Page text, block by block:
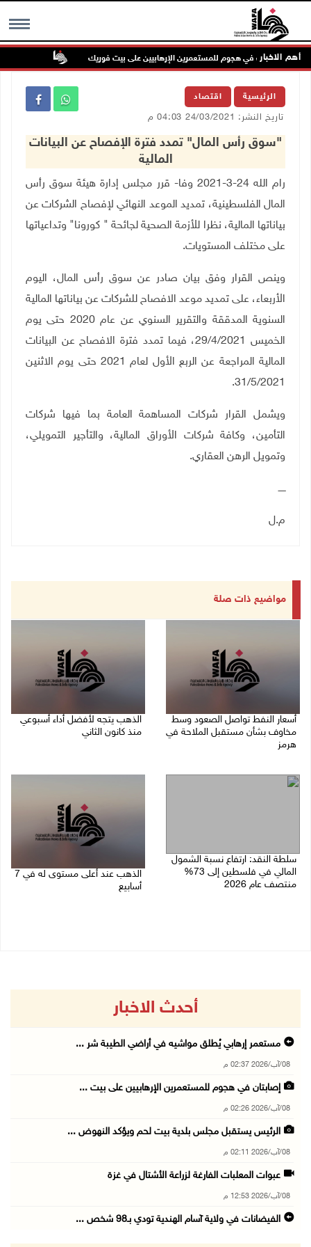
MENU أهم الاخبار
إصابتان في هجوم للمستعمرين الإرهابيين على بيت فوريك
الرئيسية اقتصاد
تاريخ النشر: 24/03/2021 04:03 م
"سوق رأس المال" تمدد فترة الإفصاح عن البيانات
المالية
رام الله 24-3-2021 وفا- قرر مجلس إدارة هيئة سوق رأس
المال الفلسطينية، تمديد الموعد النهائي لإفصاح الشركات عن
بياناتها المالية، نظرا للأزمة الصحية لجائحة " كورونا" وتداعياتها
على مختلف المستويات.
وينص القرار وفق بيان صادر عن سوق رأس المال، اليوم
الأربعاء، على تمديد موعد الافصاح للشركات عن بياناتها المالية
السنوية المدققة والتقرير السنوي عن عام 2020 حتى يوم
الخميس 29/4/2021، فيما تمدد فترة الافصاح عن البيانات
المالية المراجعة عن الربع الأول لعام 2021 حتى يوم الاثنين
31/5/2021
.
ويشمل القرار شركات المساهمة العامة بما فيها شركات
التأمين، وكافة شركات الأوراق المالية، والتأجير التمويلي،
وتمويل الرهن العقاري.
ـــــ
م.ل
مواضيع ذات صلة
أسعار النفط تواصل الصعود وسط
مخاوف بشأن مستقبل الملاحة في
هرمز
الذهب يتجه لأفضل أداء أسبوعي
منذ كانون الثاني
سلطة النقد: ارتفاع نسبة الشمول
المالي في فلسطين إلى 73%
منتصف عام 2026
الذهب عند أعلى مستوى له في 7
أسابيع
أحدث الاخبار
مستعمر إرهابي يُطلق مواشيه في أراضي الطيبة شر ...
08/آب/2026 02:37 م
إصابتان في هجوم للمستعمرين الإرهابيين على بيت ...
08/آب/2026 02:26 م
الرئيس يستقبل مجلس بلدية بيت لحم ويؤكد النهوض ...
08/آب/2026 02:11 م
عبوات المعلبات الفارغة لزراعة الأشتال في غزة
08/آب/2026 12:53 م
الفيضانات في ولاية آسام الهندية تودي بـ98 شخص ...